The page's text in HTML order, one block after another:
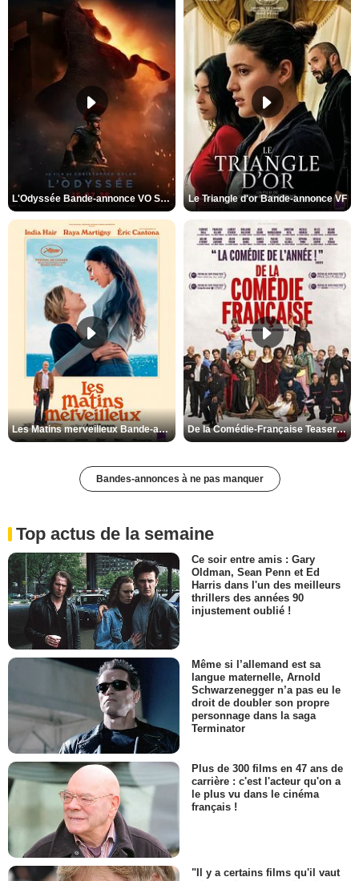
L'Odyssée Bande-annonce VO STFR Le Triangle d'or Bande-annonce VF
Les Matins merveilleux Bande-annonce VF De la Comédie-Française Teaser VF
Bandes-annonces à ne pas manquer
Top actus de la semaine
Ce soir entre amis : Gary
Oldman, Sean Penn et Ed
Harris dans l'un des meilleurs
thrillers des années 90
injustement oublié !
Même si l’allemand est sa
langue maternelle, Arnold
Schwarzenegger n’a pas eu le
droit de doubler son propre
personnage dans la saga
Terminator
Plus de 300 films en 47 ans de
carrière : c'est l'acteur qu'on a
le plus vu dans le cinéma
français !
"Il y a certains films qu'il vaut